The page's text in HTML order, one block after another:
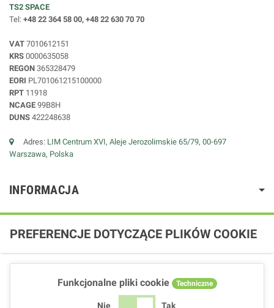
TS2 SPACE
Tel: +48 22 364 58 00, +48 22 630 70 70
VAT 7010612151
KRS 0000635058
REGON 365328479
EORI PL701061215100000
RPT 11918
NCAGE 99B8H
DUNS 422248638
Adres: LIM Centrum XVI, Aleje Jerozolimskie 65/79, 00-697
Warszawa, Polska
INFORMACJA
PREFERENCJE DOTYCZĄCE PLIKÓW COOKIE
Funkcjonalne pliki cookie Techniczne
Nie Tak